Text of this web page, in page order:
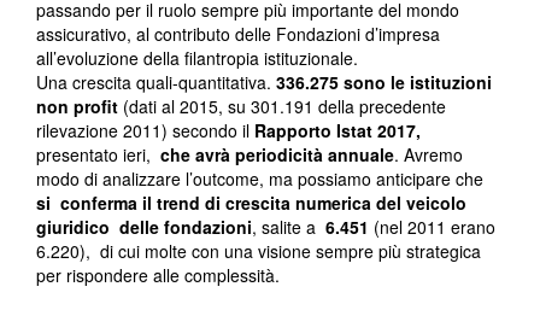
passando per il ruolo sempre più importante del mondo
assicurativo, al contributo delle Fondazioni d’impresa
all’evoluzione della filantropia istituzionale.
Una crescita quali-quantitativa. 336.275 sono le istituzioni
non profit (dati al 2015, su 301.191 della precedente
rilevazione 2011) secondo il Rapporto Istat 2017,
presentato ieri, che avrà periodicità annuale. Avremo
modo di analizzare l’outcome, ma possiamo anticipare che
si conferma il trend di crescita numerica del veicolo
giuridico delle fondazioni, salite a 6.451 (nel 2011 erano
6.220), di cui molte con una visione sempre più strategica
per rispondere alle complessità.